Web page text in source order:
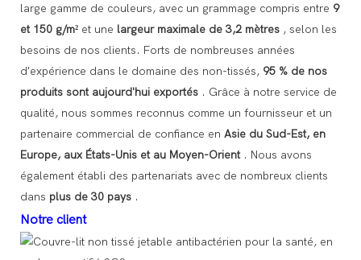
large gamme de couleurs, avec un grammage compris entre 9
et 150 g/m² et une largeur maximale de 3,2 mètres , selon les
besoins de nos clients. Forts de nombreuses années
d'expérience dans le domaine des non-tissés, 95 % de nos
produits sont aujourd'hui exportés . Grâce à notre service de
qualité, nous sommes reconnus comme un fournisseur et un
partenaire commercial de confiance en Asie du Sud-Est, en
Europe, aux États-Unis et au Moyen-Orient. Nous avons
également établi des partenariats avec de nombreux clients
dans plus de 30 pays .
Notre client